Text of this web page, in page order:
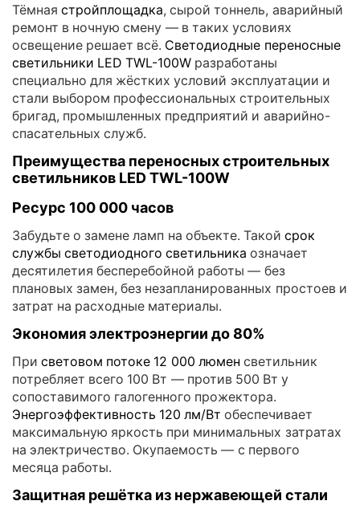
Тёмнаястройплощадка, сырой тоннель, аварийный
ремонт в ночную смену — в таких условиях
освещение решает всё. Светодиодные переносные
светильники LED TWL-100W разработаны
специально для жёстких условий эксплуатации и
стали выбором профессиональных строительных
бригад, промышленных предприятий и аварийно-
спасательных служб.
Преимущества переносных строительных
светильников LED TWL-100W
Ресурс 100 000 часов
Забудьте о замене ламп на объекте. Такой срок
службы светодиодного светильника означает
десятилетия бесперебойной работы — без
плановых замен, без незапланированных простоев и
затрат на расходные материалы.
Экономия электроэнергии до 80%
Присветовом потоке 12 000 люмен светильник
потребляет всего 100 Вт — против 500 Вт у
сопоставимого галогенного прожектора.
Энергоэффективность 120 лм/Вт обеспечивает
максимальную яркость при минимальных затратах
на электричество. Окупаемость — с первого
месяца работы.
Защитная решётка из нержавеющей стали